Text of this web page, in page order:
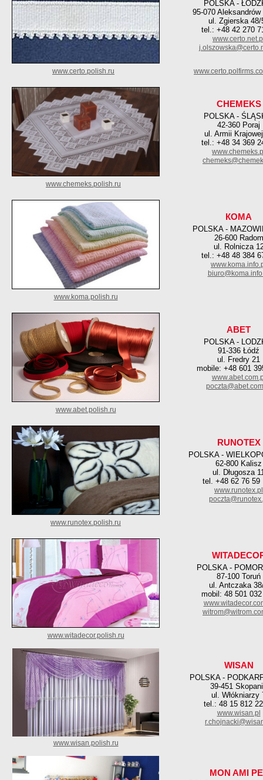
POLSKA -
95-070 Aleksandrów
ul. Zgierska 48/
tel.: +48 42 270
www.certo.polish.ru
CHEMEKS
POLSKA -
42-360 Poraj
ul. Armii
tel.: +48 34 369
www.chemeks.polish.ru
КОМА
POLSKA -
26-600 Radom
ul. Rolnicza
tel.: +48 48 384
www.koma.polish.ru
ABET
POLSKA -
91-336 Łódź
ul. Fredry 21
mobile: +48 601
www.abet.polish.ru
RUNOTEX
POLSKA -
62-800 Kalisz
ul. Długosza
tel. +48 62 76 59
www.runotex.pl
www.runotex.polish.ru
POLSKA -
87-100 Toruń
ul. Antczaka
mobil: 48 501
www.witadecor.polish.ru
WISAN
POLSKA -
39-451
ul. Włókniarzy
tel.: 48 15 812
www.wisan.pl
www.wisan.polish.ru
MON AMI